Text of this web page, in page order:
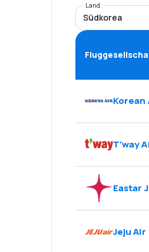
Land
Südkorea
Korean
T'way
Eastar
Jeju Air